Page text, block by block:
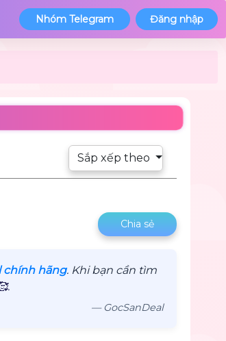
Nhóm Telegram Đăng nhập
Sắp xếp theo
Chia sẻ
chính hãng. Khi bạn cần tìm
— GocSanDeal